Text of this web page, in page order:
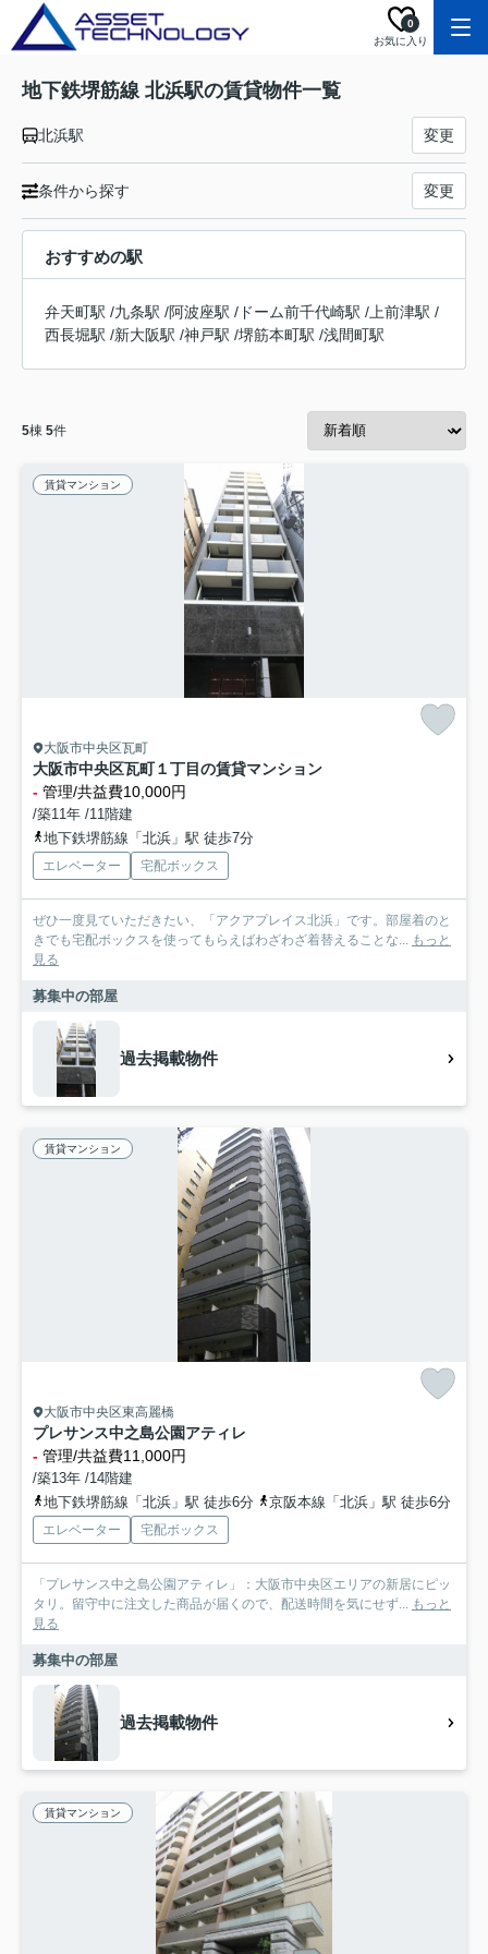
お気に入り
0
地下鉄堺筋線 北浜駅の賃貸物件一覧
北浜駅 変更
条件から探す 変更
おすすめの駅
弁天町駅 /九条駅 /阿波座駅 / ドーム前千代崎駅 / 上前津駅 /
西長堀駅 /新大阪駅 /神戸駅 /堺筋本町駅 /浅間町駅
5棟 5件
賃貸マンション
大阪市中央区瓦町
大阪市中央区瓦町１丁目の賃貸マンション
- 管理/共益費10,000円
/築11年 /11階建
地下鉄堺筋線「北浜」駅 徒歩7分
エレベーター 宅配ボックス
ぜひ一度見ていただきたい、「アクアプレイス北浜」です。部屋着のと
きでも宅配ボックスを使ってもらえばわざわざ着替えることな... もっと
見る
募集中の部屋
過去掲載物件
賃貸マンション
大阪市中央区東高麗橋
プレサンス中之島公園アティレ
- 管理/共益費11,000円
/築13年 /14階建
地下鉄堺筋線「北浜」駅 徒歩6分
京阪本線「北浜」駅 徒歩6分
エレベーター 宅配ボックス
「プレサンス中之島公園アティレ」：大阪市中央区エリアの新居にピッ
タリ。留守中に注文した商品が届くので、配送時間を気にせず... もっと
見る
募集中の部屋
過去掲載物件
賃貸マンション